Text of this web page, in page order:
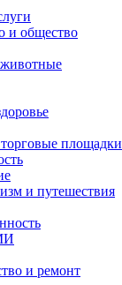
и общество
площадки
и путешествия
и ремонт